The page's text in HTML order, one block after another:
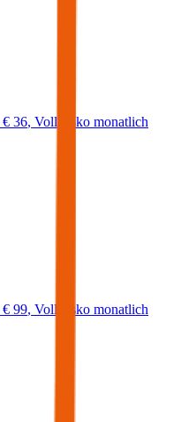
€ 36, Vollkasko monatlich
€ 99, Vollkasko monatlich